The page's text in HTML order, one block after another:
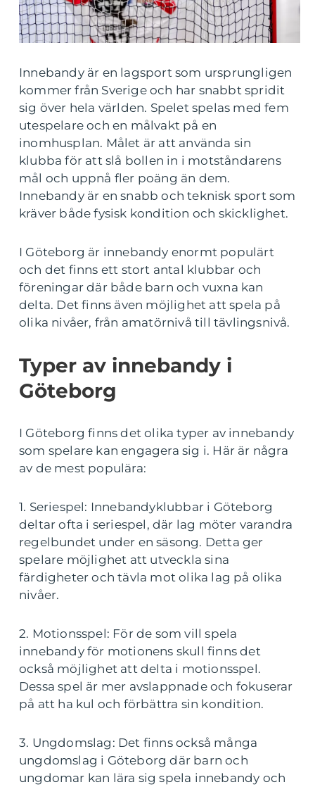
Innebandy är en lagsport som ursprungligen
kommer från Sverige och har snabbt spridit
sig över hela världen. Spelet spelas med fem
utespelare och en målvakt på en
inomhusplan. Målet är att använda sin
klubba för att slå bollen in i motståndarens
mål och uppnå fler poäng än dem.
Innebandy är en snabb och teknisk sport som
kräver både fysisk kondition och skicklighet.
I Göteborg är innebandy enormt populärt
och det finns ett stort antal klubbar och
föreningar där både barn och vuxna kan
delta. Det finns även möjlighet att spela på
olika nivåer, från amatörnivå till tävlingsnivå.
Typer av innebandy i
Göteborg
I Göteborg finns det olika typer av innebandy
som spelare kan engagera sig i. Här är några
av de mest populära:
1. Seriespel: Innebandyklubbar i Göteborg
deltar ofta i seriespel, där lag möter varandra
regelbundet under en säsong. Detta ger
spelare möjlighet att utveckla sina
färdigheter och tävla mot olika lag på olika
nivåer.
2. Motionsspel: För de som vill spela
innebandy för motionens skull finns det
också möjlighet att delta i motionsspel.
Dessa spel är mer avslappnade och fokuserar
på att ha kul och förbättra sin kondition.
3. Ungdomslag: Det finns också många
ungdomslag i Göteborg där barn och
ungdomar kan lära sig spela innebandy och